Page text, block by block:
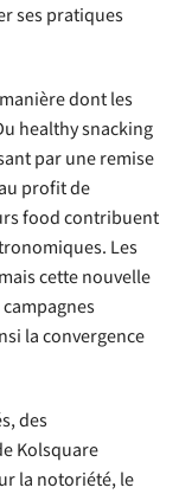
ses pratiques
dont les
healthy snacking
par une remise
profit de
food contribuent
Les
cette nouvelle
la convergence
des
Kolsquare
la notoriété, le